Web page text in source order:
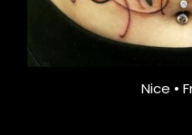
Nice •